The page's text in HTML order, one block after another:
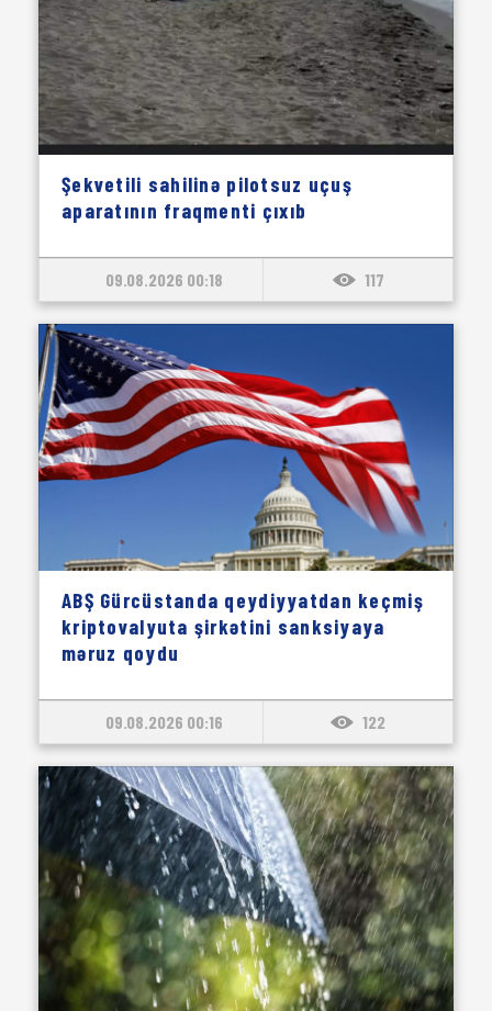
Şekvetili sahilinə pilotsuz uçuş
aparatının fraqmenti çıxıb
09.08.2026 00:18 117
ABŞ Gürcüstanda qeydiyyatdan keçmiş
kriptovalyuta şirkətini sanksiyaya
məruz qoydu
09.08.2026 00:16 122